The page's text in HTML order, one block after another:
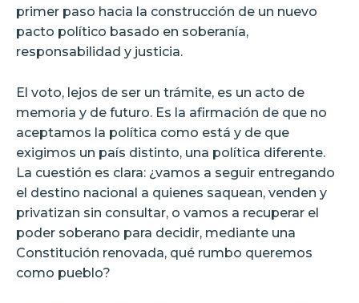
primer paso hacia la construcción de un nuevo
pacto político basado en soberanía,
responsabilidad y justicia.
El voto, lejos de ser un trámite, es un acto de
memoria y de futuro. Es la afirmación de que no
aceptamos la política como está y de que
exigimos un país distinto, una política diferente.
La cuestión es clara: ¿vamos a seguir entregando
el destino nacional a quienes saquean, venden y
privatizan sin consultar, o vamos a recuperar el
poder soberano para decidir, mediante una
Constitución renovada, qué rumbo queremos
como pueblo?